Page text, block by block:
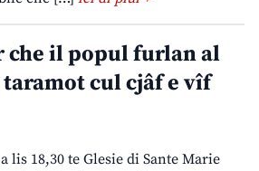
che il popul furlan al
cul cjâf e vîf
lis 18,30 te Glesie di Sante Marie